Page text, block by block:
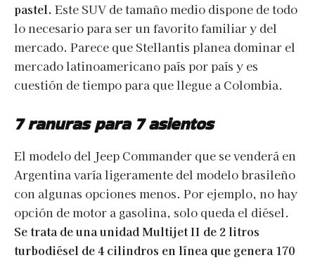
pastel. Este SUV de tamaño medio dispone de todo
lo necesario para ser un favorito familiar y del
mercado. Parece que Stellantis planea dominar el
mercado latinoamericano país por país y es
cuestión de tiempo para que llegue a Colombia.
7 ranuras para 7 asientos
El modelo del Jeep Commander que se venderá en
Argentina varía ligeramente del modelo brasileño
con algunas opciones menos. Por ejemplo, no hay
opción de motor a gasolina, solo queda el diésel.
Se trata de una unidad Multijet II de 2 litros
turbodiésel de 4 cilindros en línea que genera 170